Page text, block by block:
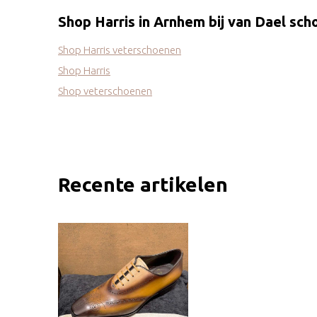
Shop Harris in Arnhem bij van Dael
Shop Harris veterschoenen
Shop Harris
Shop veterschoenen
Recente artikelen